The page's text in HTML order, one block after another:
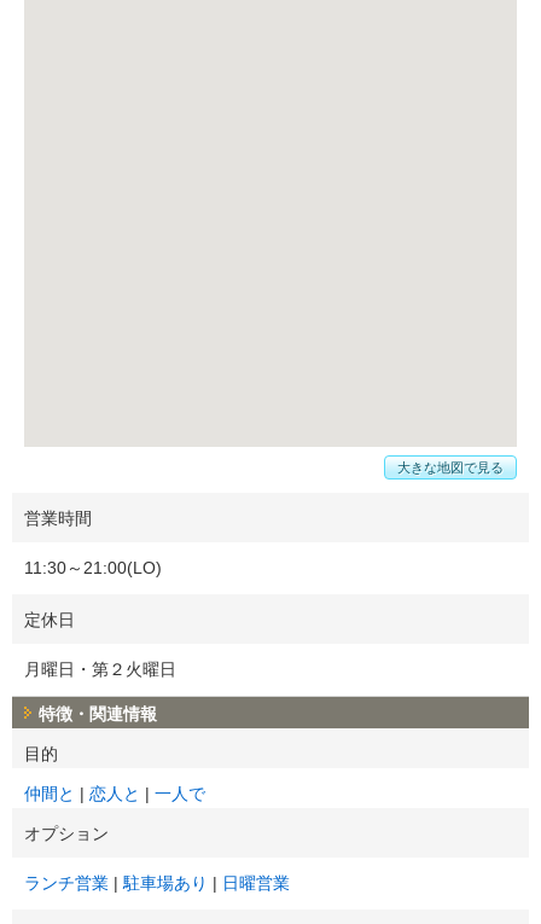
大きな地図で見る
営業時間
11:30～21:00(LO)
定休日
月曜日・第２火曜日
特徴・関連情報
目的
仲間と 恋人と 一人で
オプション
ランチ営業 駐車場あり 日曜営業